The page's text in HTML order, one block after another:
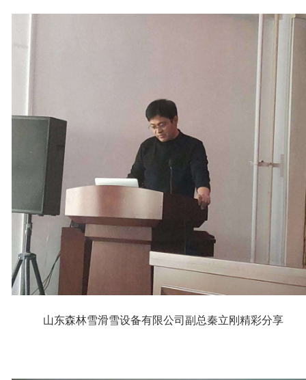
山东森林雪滑雪设备有限公司副总秦立刚精彩分享